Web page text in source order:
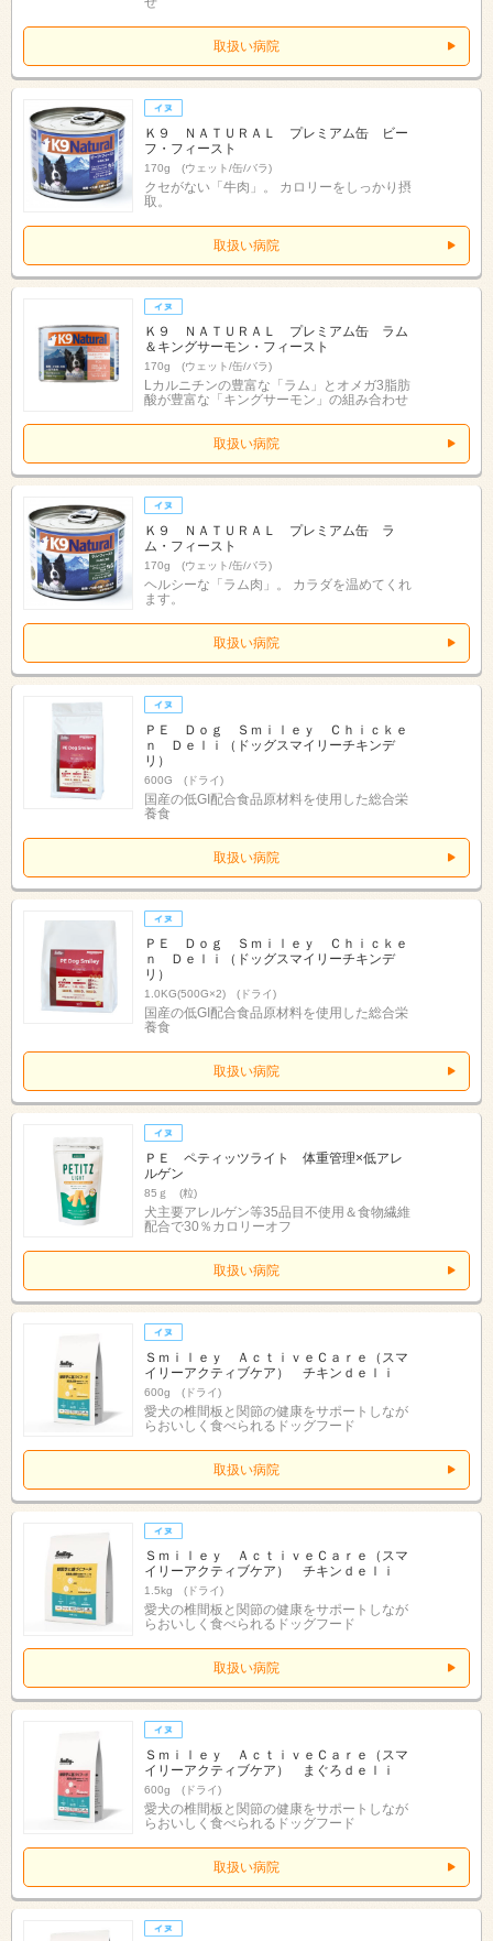
取扱い病院
Ｋ９ ＮＡＴＵＲＡＬ プレミアム缶 ビー
フ・フィースト
170g (ウェット/缶/バラ)
クセがない「牛肉」。 カロリーをしっかり摂
取。
取扱い病院
Ｋ９ ＮＡＴＵＲＡＬ プレミアム缶 ラム
＆キングサーモン・フィースト
170g (ウェット/缶/バラ)
Lカルニチンの豊富な「ラム」とオメガ3脂肪
酸が豊富な「キングサーモン」の組み合わせ
取扱い病院
Ｋ９ ＮＡＴＵＲＡＬ プレミアム缶 ラ
ム・フィースト
170g (ウェット/缶/バラ)
ヘルシーな「ラム肉」。 カラダを温めてくれ
ます。
取扱い病院
ＰＥ Ｄｏｇ Ｓｍｉｌｅｙ Ｃｈｉｃｋｅ
ｎ Ｄｅｌｉ（ドッグスマイリーチキンデ
リ）
600G (ドライ)
国産の低GI配合食品原材料を使用した総合栄
養食
取扱い病院
ＰＥ Ｄｏｇ Ｓｍｉｌｅｙ Ｃｈｉｃｋｅ
ｎ Ｄｅｌｉ（ドッグスマイリーチキンデ
リ）
1.0KG(500G×2) (ドライ)
国産の低GI配合食品原材料を使用した総合栄
養食
取扱い病院
ＰＥ ペティッツライト 体重管理×低アレ
ルゲン
85ｇ (粒)
犬主要アレルゲン等35品目不使用＆食物繊維
配合で30％カロリーオフ
取扱い病院
Ｓｍｉｌｅｙ ＡｃｔｉｖｅＣａｒｅ（スマ
イリーアクティブケア） チキンｄｅｌｉ
600g (ドライ)
愛犬の椎間板と関節の健康をサポートしなが
らおいしく食べられるドッグフード
取扱い病院
Ｓｍｉｌｅｙ ＡｃｔｉｖｅＣａｒｅ（スマ
イリーアクティブケア） チキンｄｅｌｉ
1.5kg (ドライ)
愛犬の椎間板と関節の健康をサポートしなが
らおいしく食べられるドッグフード
取扱い病院
Ｓｍｉｌｅｙ ＡｃｔｉｖｅＣａｒｅ（スマ
イリーアクティブケア） まぐろｄｅｌｉ
600g (ドライ)
愛犬の椎間板と関節の健康をサポートしなが
らおいしく食べられるドッグフード
取扱い病院